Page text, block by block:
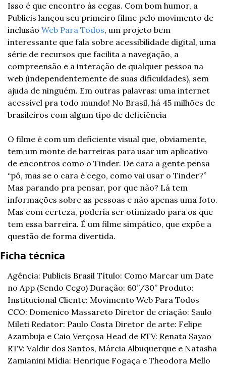
Isso é que encontro às cegas. Com bom humor, a
Publicis lançou seu primeiro filme pelo movimento de
inclusão Web Para Todos, um projeto bem
interessante que fala sobre acessibilidade digital, uma
série de recursos que facilita a navegação, a
compreensão e a interação de qualquer pessoa na
web (independentemente de suas dificuldades), sem
ajuda de ninguém. Em outras palavras: uma internet
acessível pra todo mundo! No Brasil, há 45 milhões de
brasileiros com algum tipo de deficiência
O filme é com um deficiente visual que, obviamente,
tem um monte de barreiras para usar um aplicativo
de encontros como o Tinder. De cara a gente pensa
“pô, mas se o cara é cego, como vai usar o Tinder?”
Mas parando pra pensar, por que não? Lá tem
informações sobre as pessoas e não apenas uma foto.
Mas com certeza, poderia ser otimizado para os que
tem essa barreira. É um filme simpático, que expõe a
questão de forma divertida.
Ficha técnica
Agência: Publicis Brasil Título: Como Marcar um Date
no App (Sendo Cego) Duração: 60”/30” Produto:
Institucional Cliente: Movimento Web Para Todos
CCO: Domenico Massareto Diretor de criação: Saulo
Mileti Redator: Paulo Costa Diretor de arte: Felipe
Azambuja e Caio Verçosa Head de RTV: Renata Sayao
RTV: Valdir dos Santos, Márcia Albuquerque e Natasha
Zamianini Mídia: Henrique Fogaça e Theodora Mello